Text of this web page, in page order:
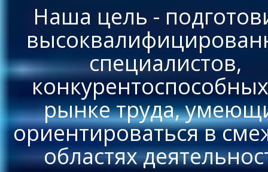
Наша цель -
специалистов,
рынке труда,
ориентироваться в
областях